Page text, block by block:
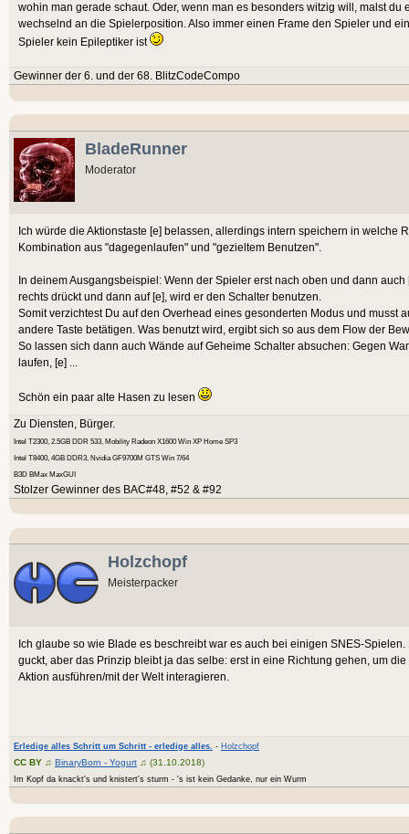
wohin man gerade schaut. Oder, wenn man es besonders witzig will, malst du
wechselnd an die Spielerposition. Also immer einen Frame den Spieler und
Spieler kein Epileptiker ist
Gewinner der 6. und der 68. BlitzCodeCompo
BladeRunner
Moderator
Ich würde die Aktionstaste [e] belassen, allerdings intern speichern in welche
Kombination aus "dagegenlaufen" und "gezieltem Benutzen".
In deinem Ausgangsbeispiel: Wenn der Spieler erst nach oben und dann
rechts drückt und dann auf [e], wird er den Schalter benutzen.
Somit verzichtest Du auf den Overhead eines gesonderten Modus und musst
andere Taste betätigen. Was benutzt wird, ergibt sich so aus dem Flow der
So lassen sich dann auch Wände auf Geheime Schalter absuchen: Gegen
laufen, [e] ...
Schön ein paar alte Hasen zu lesen
Zu Diensten, Bürger.
Intel T2300, 2.5GB DDR 533, Mobility Radeon X1600 Win XP Home SP3
Intel T8400, 4GB DDR3, Nvidia GF9700M GTS Win 7/64
B3D BMax MaxGUI
Stolzer Gewinner des BAC#48, #52 & #92
Holzchopf
Meisterpacker
Ich glaube so wie Blade es beschreibt war es auch bei einigen SNES-
guckt, aber das Prinzip bleibt ja das selbe: erst in eine Richtung gehen, um
Aktion ausführen/mit der Welt interagieren.
Erledige alles Schritt um Schritt - erledige alles. - Holzchopf
CC BY ♫ BinaryBorn - Yogurt ♫ (31.10.2018)
Im Kopf da knackt's und knistert's sturm - 's ist kein Gedanke, nur ein Wurm